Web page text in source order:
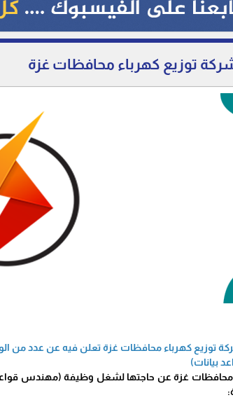
توزيع كهرباء محافظات غزة
توزيع كهرباء محافظات غزة تعلن فيه عن عدد من
بيانات)
غزة عن حاجتها لشغل وظيفة (مهندس قواعد